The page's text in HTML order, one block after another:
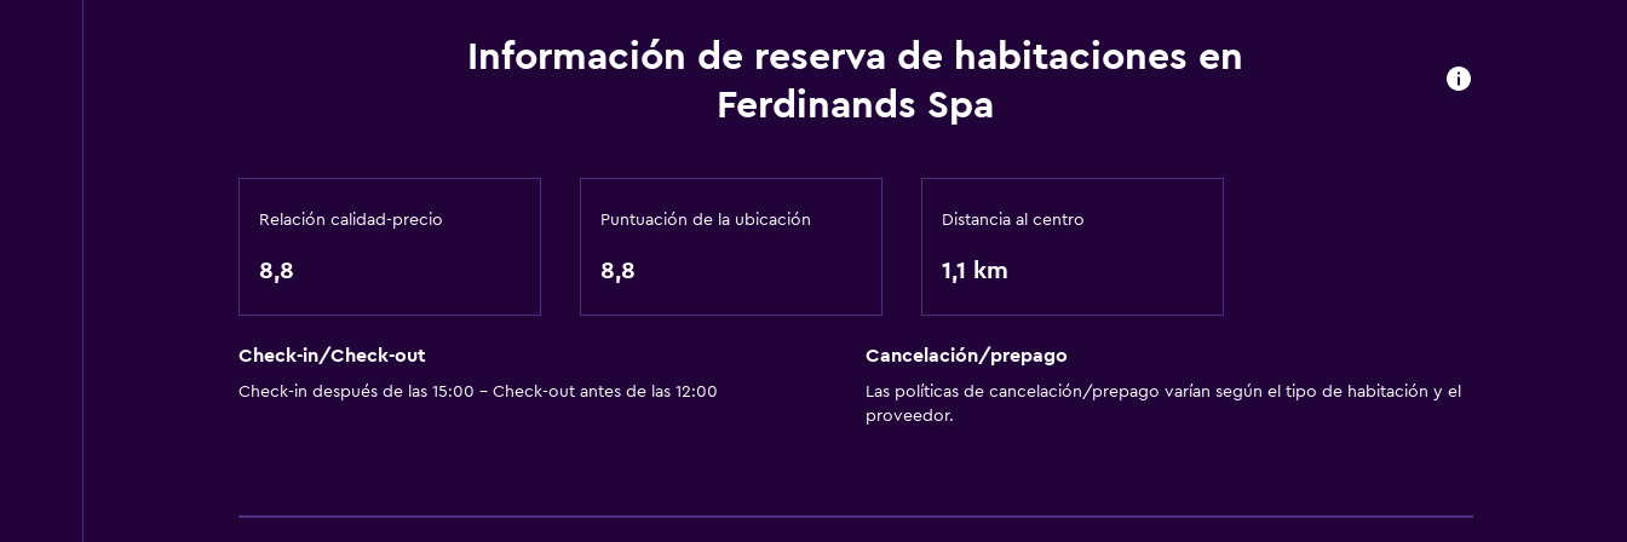
Información de reserva de habitaciones en
Ferdinands Spa
Relación calidad-precio
8,8
Puntuación de la ubicación
8,8
Distancia al centro
1,1 km
Check-in/Check-out
Check-in después de las 15:00 - Check-out antes de las 12:00
Cancelación/prepago
Las políticas de cancelación/prepago varían según el tipo de habitación y el
proveedor.